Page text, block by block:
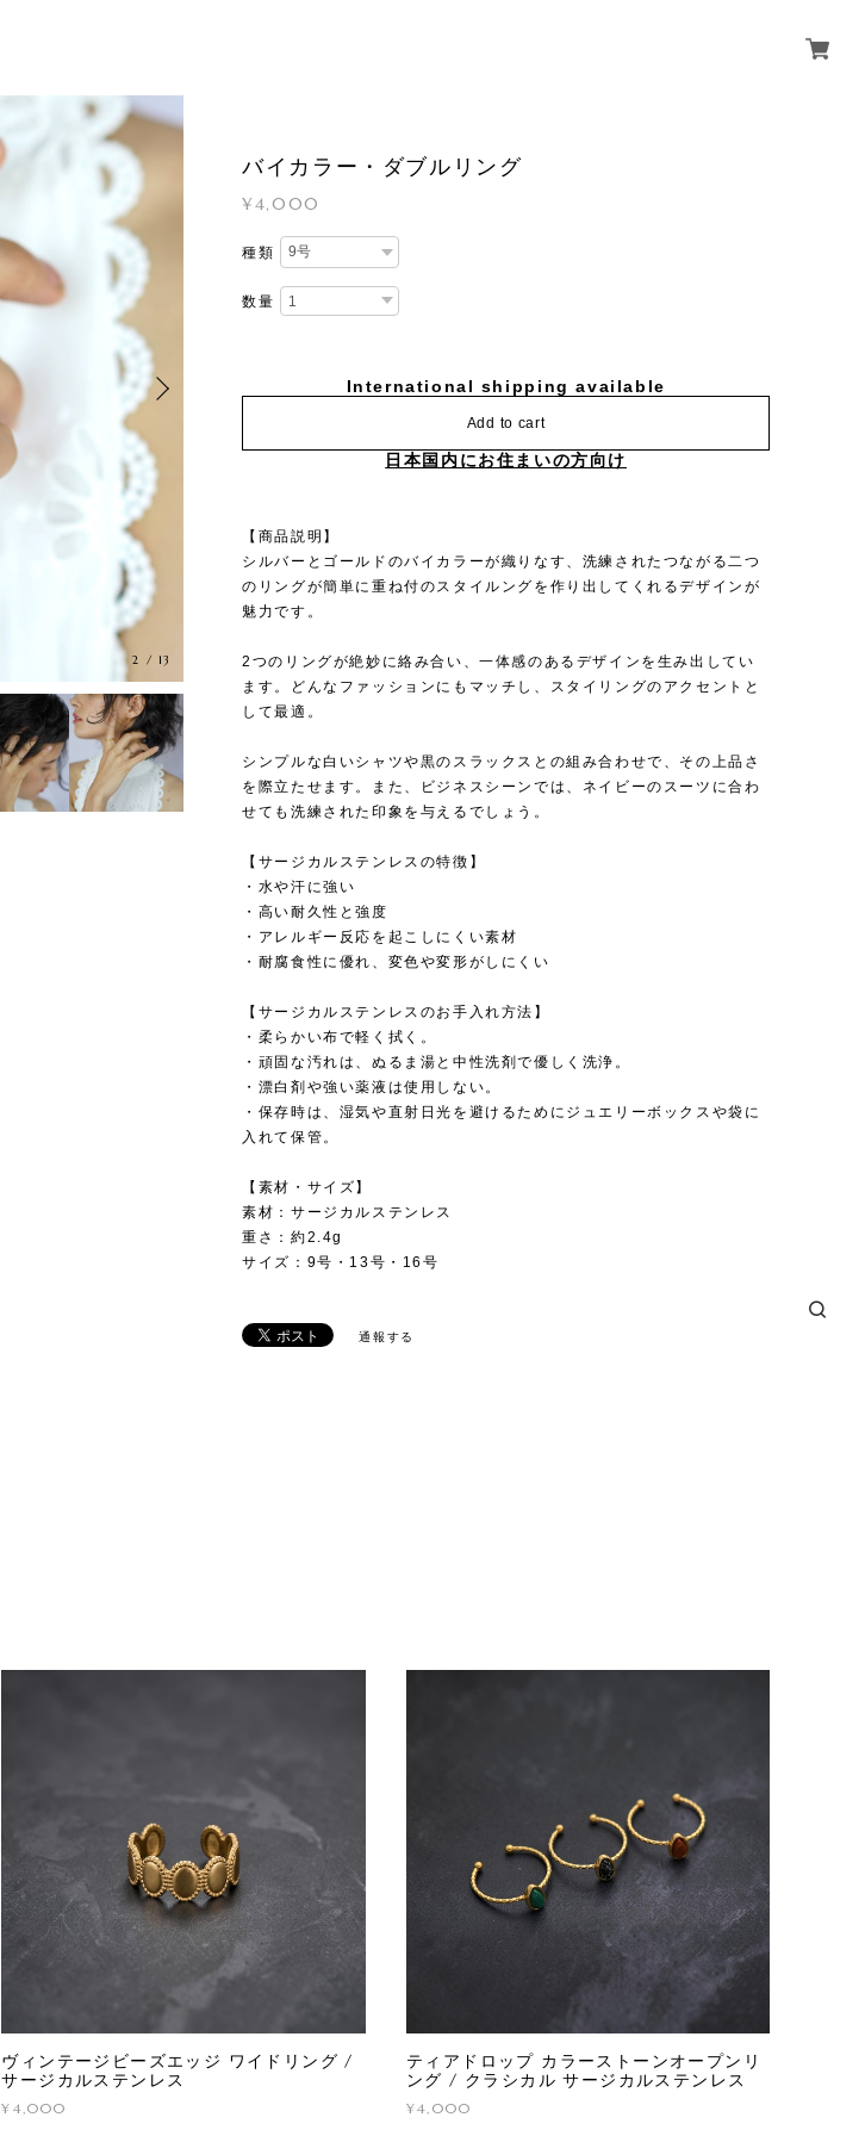
2 / 13
バイカラー・ダブルリング
¥4,000
種類
数量
International shipping available
Add to cart
日本国内にお住まいの方向け
【商品説明】
シルバーとゴールドのバイカラーが織りなす、洗練されたつながる二つ
のリングが簡単に重ね付のスタイルングを作り出してくれるデザインが
魅力です。
2つのリングが絶妙に絡み合い、一体感のあるデザインを生み出してい
ます。どんなファッションにもマッチし、スタイリングのアクセントと
して最適。
シンプルな白いシャツや黒のスラックスとの組み合わせで、その上品さ
を際立たせます。また、ビジネスシーンでは、ネイビーのスーツに合わ
せても洗練された印象を与えるでしょう。
【サージカルステンレスの特徴】
・水や汗に強い
・高い耐久性と強度
・アレルギー反応を起こしにくい素材
・耐腐食性に優れ、変色や変形がしにくい
【サージカルステンレスのお手入れ方法】
・柔らかい布で軽く拭く。
・頑固な汚れは、ぬるま湯と中性洗剤で優しく洗浄。
・漂白剤や強い薬液は使用しない。
・保存時は、湿気や直射日光を避けるためにジュエリーボックスや袋に
入れて保管。
【素材・サイズ】
素材：サージカルステンレス
重さ：約2.4g
サイズ：9号・13号・16号
通報する
ヴィンテージビーズエッジ ワイドリング /
サージカルステンレス
¥4,000
ティアドロップ カラーストーンオープンリ
ング / クラシカル サージカルステンレス
¥4,000